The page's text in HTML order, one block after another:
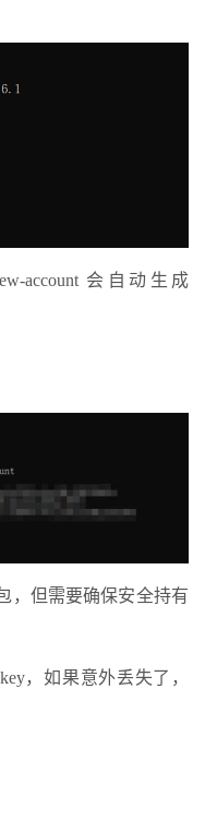
account 会自动生成
，但需要确保安全持有
，如果意外丢失了，